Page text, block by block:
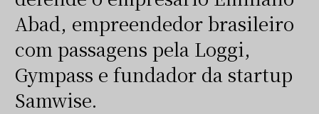
Abad, empreendedor brasileiro
com passagens pela Loggi,
Gympass e fundador da startup
Samwise.